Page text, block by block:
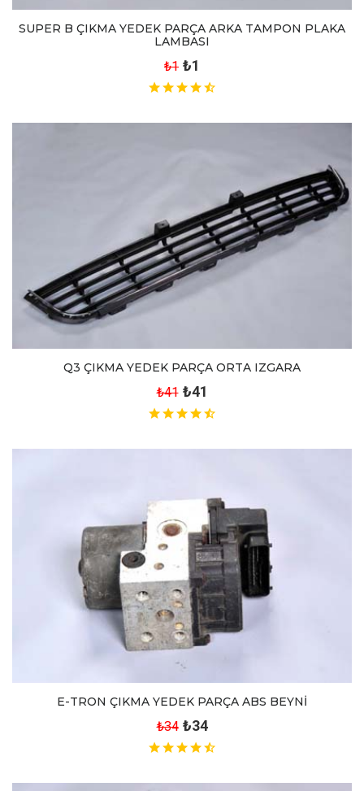
SUPER B ÇIKMA YEDEK PARÇA ARKA TAMPON PLAKA
LAMBASI
₺1 ₺1
Q3 ÇIKMA YEDEK PARÇA ORTA IZGARA
₺41 ₺41
E-TRON ÇIKMA YEDEK PARÇA ABS BEYNİ
₺34 ₺34